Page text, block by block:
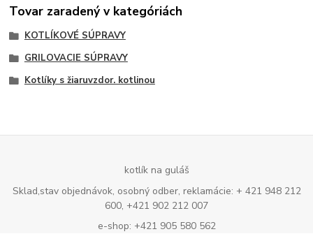
Tovar zaradený v kategóriách
KOTLÍKOVÉ SÚPRAVY
GRILOVACIE SÚPRAVY
Kotlíky s žiaruvzdor. kotlinou
kotlík na guláš
Sklad,stav objednávok, osobný odber, reklamácie: + 421 948 212
600, +421 902 212 007
e-shop: +421 905 580 562